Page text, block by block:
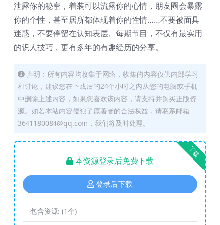
泄露你的秘密，着装可以流露你的心情，朋友圈会暴露
你的个性，甚至居所都体现着你的性情……不要被面具
迷惑，不要停留在认知表层。每期节目，不仅有最实用
的识人技巧，更有多年的有趣经历的分享。
声明：所有内容均收集于网络，收集的内容仅供内部学习
和讨论，建议您在下载后的24个小时之内从您的电脑或手机
中删除上述内容，如果您喜欢该内容，请支持并购买正版资
源。如若本站内容侵犯了原著者的合法权益，请联系邮箱
3641180084@qq.com，我们将及时处理。
下载
本资源登录后免费下载
登录后下载
包含资源: (1个)